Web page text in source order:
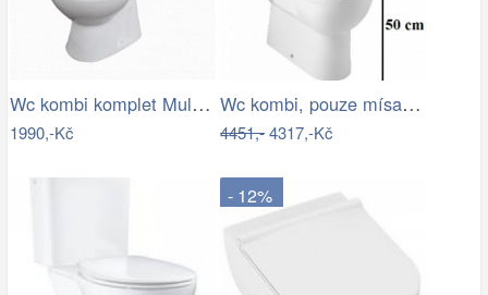
Wc kombi komplet Multi Eur spodní odpad…
1990,-Kč
Wc kombi, pouze mísa Jika Mio vario…
4451,-4317,-Kč
- 12%